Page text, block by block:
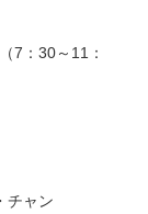
7：30～11：
ャン